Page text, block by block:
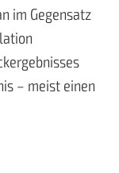
im Gegensatz
– meist einen